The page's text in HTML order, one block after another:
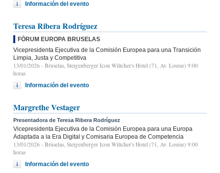
Información del evento
Teresa Ribera Rodríguez
FÓRUM EUROPA BRUSELAS
Vicepresidenta Ejecutiva de la Comisión Europea para una Transición
Limpia, Justa y Competitiva
13/01/2026 - Bruselas, Steigenberger Icon Wiltcher's Hotel (71, Av. Louise) 9:00
horas
Información del evento
Margrethe Vestager
Presentadora de Teresa Ribera Rodríguez
Vicepresidenta Ejecutiva de la Comisión Europea para una Europa
Adaptada a la Era Digital y Comisaria Europea de Competencia
13/01/2026 - Bruselas, Steigenberger Icon Wiltcher's Hotel (71, Av. Louise) 9:00
horas
Información del evento